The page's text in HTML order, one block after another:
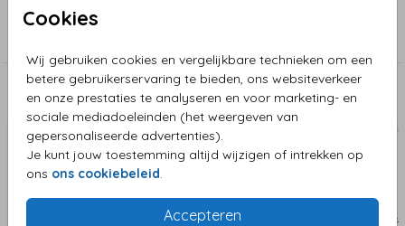
Cookies
Wij gebruiken cookies en vergelijkbare technieken om een
betere gebruikerservaring te bieden, ons websiteverkeer
en onze prestaties te analyseren en voor marketing- en
sociale mediadoeleinden (het weergeven van
gepersonaliseerde advertenties).
Je kunt jouw toestemming altijd wijzigen of intrekken op
ons ons cookiebeleid
Accepteren
Collectie
Aanbevolen